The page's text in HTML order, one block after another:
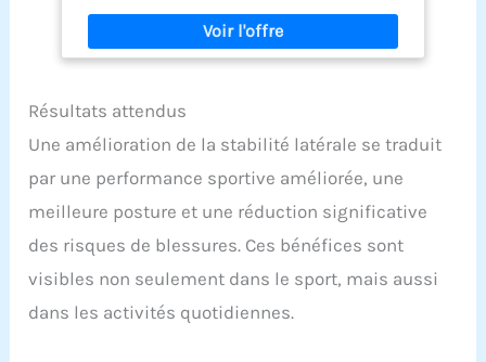
contrôle, particulièrement utile pour les
débutants. Déployez en toute confiance en
utilisant notre cadre de roue robuste et une barre
avoir un support plus étroit pour un exercice
abdominal plus avancé et plus difficile,
transformant votre abdos en un superbe pack de
six. Qualité supérieure - Nos genouillères et nos
yoga de qualité supérieure appelé TPE. Il offre un
soutien plus solide et un toucher plus doux.
Garantie - Nous offrons une garantie de 2 ans pour
garantir la jouissance à long terme de votre achat.
préoccupation - nous sommes là pour vous aider.
Résultats attendus
Une amélioration de la stabilité latérale se traduit
par une performance sportive améliorée, une
meilleure posture et une réduction significative
des risques de blessures. Ces bénéfices sont
visibles non seulement dans le sport, mais aussi
dans les activités quotidiennes.